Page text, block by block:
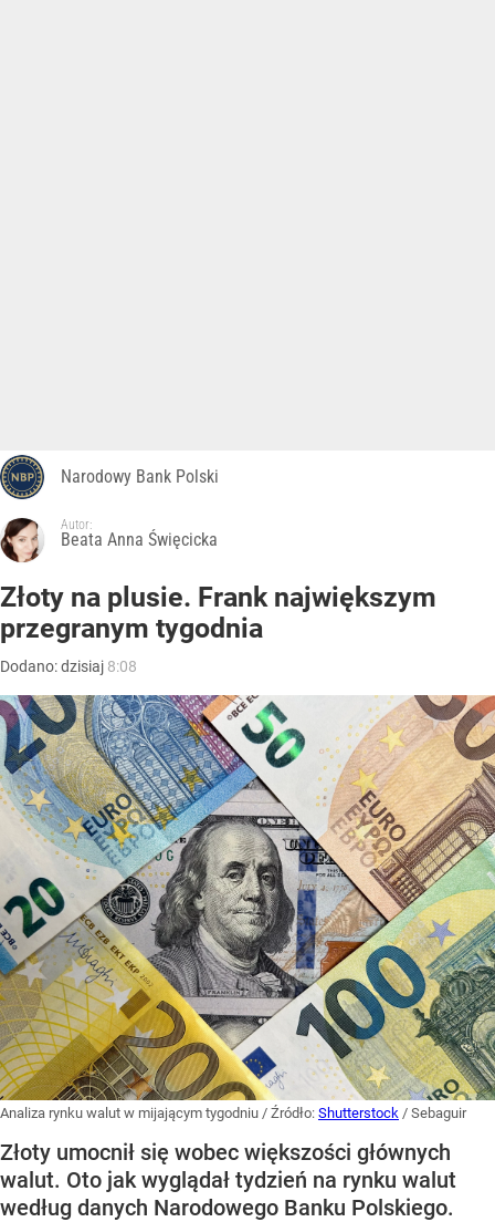
Narodowy Bank Polski
Autor:
Beata Anna Święcicka
Złoty na plusie. Frank największym
przegranym tygodnia
Dodano:dzisiaj 8:08
Analiza rynku walut w mijającym tygodniu / Źródło: Shutterstock / Sebaguir
Złoty umocnił się wobec większości głównych
walut. Oto jak wyglądał tydzień na rynku walut
według danych Narodowego Banku Polskiego.